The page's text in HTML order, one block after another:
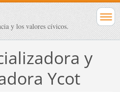
y los valores cívicos.
y
Ycot